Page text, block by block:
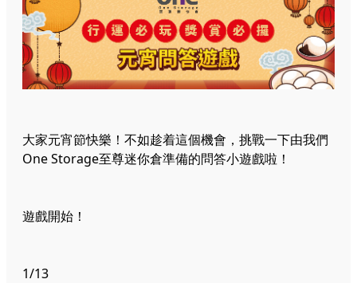
大家元宵節快樂！不如趁着這個機會，挑戰一下由我們
One Storage至尊迷你倉準備的問答小遊戲啦！
遊戲開始！
1/13